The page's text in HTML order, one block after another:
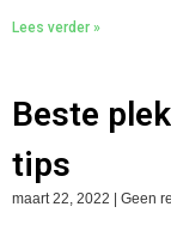
Lees verder »
Beste
tips
maart 22, 2022 Geen